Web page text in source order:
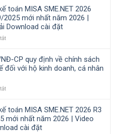
thuế
GTGT
mới
nhất
2026
các
quy
định
quan
mềm
MISA
là
giải
pháp
tài
chính
kế
được
nhiều
doanh
nghiệp
toán MISA SME.NET 2026
2025 mới nhất năm 2026 |
Download cài đặt
ở
Phần
mềm
toán
SME.NET
2026
R4.1
cập
CP quy định về chính sách
đối với hộ kinh doanh, cá nhân
ở
định
68/2026/NĐ-
CP
quy
toán MISA SME.NET 2026 R3
mới nhất năm 2026 | Video
cài đặt